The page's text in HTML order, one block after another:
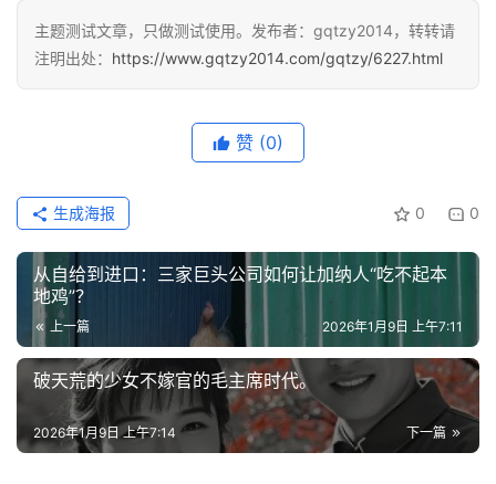
专
题
讯
更
多
页
面
主题测试文章，只做测试使用。发布者：gqtzy2014，转转请
注明出处： https://www.gqtzy2014.com/gqtzy/6227.html
赞 (0)
0 0
生成海报
从自给到进口：三家巨头公司如何让加纳人“吃不起本
地鸡”？
上一篇 2026年1月9日 上午7:11
破天荒的少女不嫁官的毛主席时代。
下一篇
2026年1月9日 上午7:14